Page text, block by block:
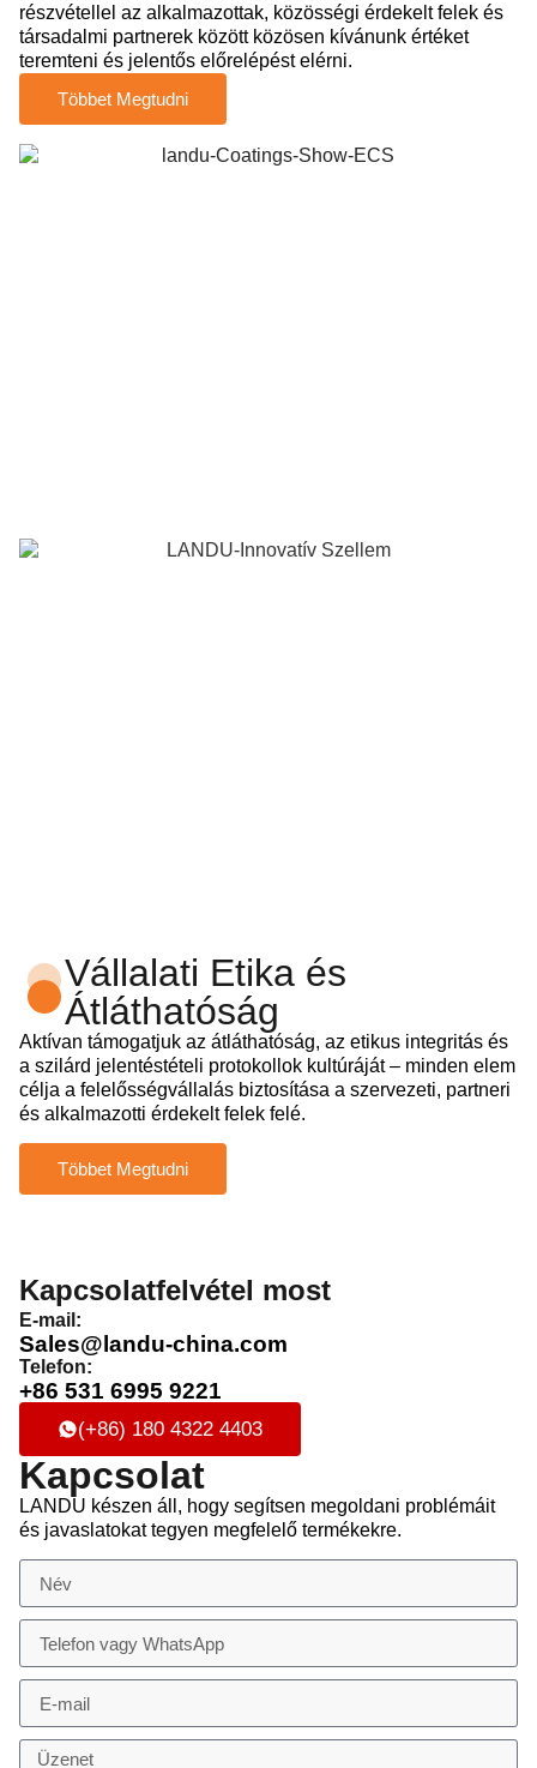
részvétellel az alkalmazottak, közösségi érdekelt felek és
társadalmi partnerek között közösen kívánunk értéket
teremteni és jelentős előrelépést elérni.
Többet Megtudni
Vállalati Etika és
Átláthatóság
Aktívan támogatjuk az átláthatóság, az etikus integritás és
a szilárd jelentéstételi protokollok kultúráját – minden elem
célja a felelősségvállalás biztosítása a szervezeti, partneri
és alkalmazotti érdekelt felek felé.
Többet Megtudni
Kapcsolatfelvétel most
E-mail:
Sales@landu-china.com
Telefon:
+86 531 6995 9221
(+86) 180 4322 4403
Kapcsolat
LANDU készen áll, hogy segítsen megoldani problémáit
és javaslatokat tegyen megfelelő termékekre.